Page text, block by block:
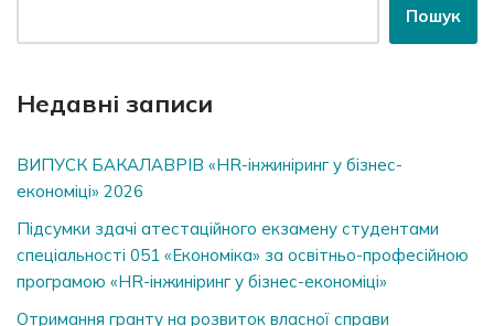
Пошук
Недавні записи
ВИПУСК БАКАЛАВРІВ «HR-інжиніринг у бізнес-
економіці» 2026
Підсумки здачі атестаційного екзамену студентами
спеціальності 051 «Економіка» за освітньо-професійною
програмою «HR-інжиніринг у бізнес-економіці»
Отримання гранту на розвиток власної справи